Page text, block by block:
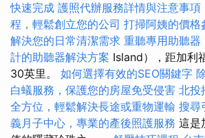
快速完成 護照代辦服務詳情與注意事項
程，輕鬆創立您的公司 打掃阿姨的價格
解決您的日常清潔需求 重聽專用助聽器
計的助聽器解決方案 Island），距加利
30英里。 如何選擇有效的SEO關鍵字
白蟻服務，保護您的房屋免受侵害 北投
全方位，輕鬆解決長途或重物運輸 搜尋
義月子中心，專業的產後照護服務 這是